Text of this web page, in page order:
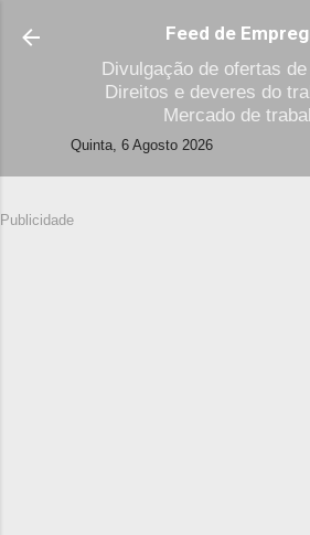
Avançar para o
Feed de
Divulgação de ofertas
Direitos e deveres do
Mercado de
Quinta, 6 Agosto 2026
Publicidade